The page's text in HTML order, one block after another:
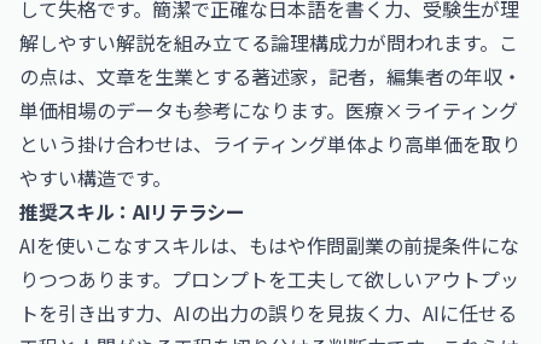
して失格です。簡潔で正確な日本語を書く力、受験生が理
解しやすい解説を組み立てる論理構成力が問われます。こ
の点は、文章を生業とする著述家，記者，編集者の年収・
単価相場のデータも参考になります。医療×ライティング
という掛け合わせは、ライティング単体より高単価を取り
やすい構造です。
推奨スキル：AIリテラシー
AIを使いこなすスキルは、もはや作問副業の前提条件にな
りつつあります。プロンプトを工夫して欲しいアウトプッ
トを引き出す力、AIの出力の誤りを見抜く力、AIに任せる